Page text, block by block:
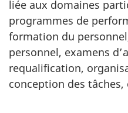
liée aux domaines
programmes de
formation du
personnel, examens
requalification,
conception des